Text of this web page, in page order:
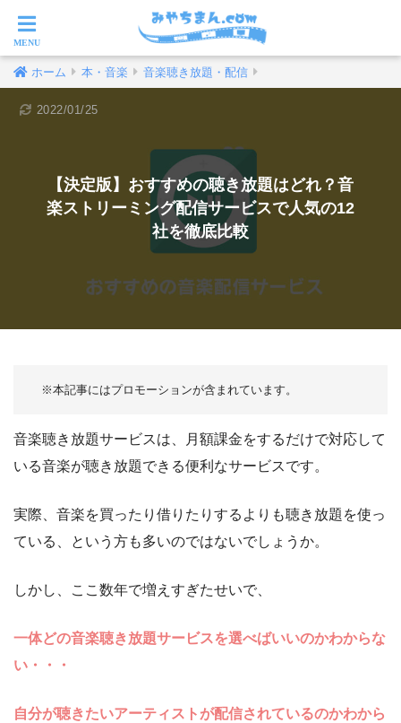
ホーム 本・音楽 音楽聴き放題・配信
【決定版】おすすめの聴き放題はどれ？音
楽ストリーミング配信サービスで人気の12
社を徹底比較
2022/01/25
音楽聴き放題サービスは、月額課金をするだけで対応して
いる音楽が聴き放題できる便利なサービスです。
実際、音楽を買ったり借りたりするよりも聴き放題を使っ
ている、という方も多いのではないでしょうか。
しかし、ここ数年で増えすぎたせいで、
一体どの音楽聴き放題サービスを選べばいいのかわからな
い・・・
自分が聴きたいアーティストが配信されているのかわから